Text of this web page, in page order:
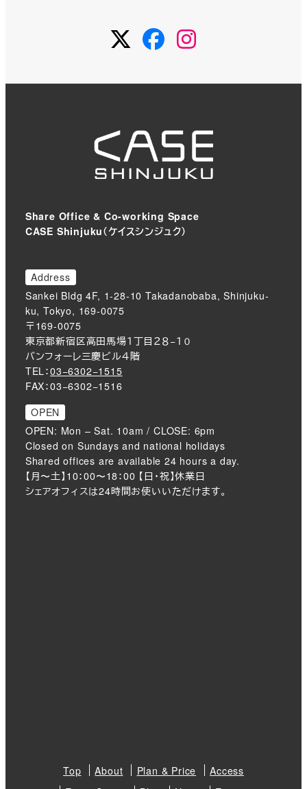
TwitterFacebook
Share Office & Co-working Space
CASE Shinjuku（ケイスシンジュク）
Address
Sankei Bldg 4F, 1-28-10 Takadanobaba, Shinjuku-
ku, Tokyo, 169-0075
〒169-0075
東京都新宿区高田馬場１丁目２８−１０
バンフォーレ三慶ビル４階
TEL：03−6302−1515
FAX：03−6302−1516
OPEN
OPEN: Mon – Sat. 10am / CLOSE: 6pm
Closed on Sundays and national holidays
Shared offices are available 24 hours a day.
【月〜土】10：00〜18：00 【日・祝】休業日
シェアオフィスは24時間お使いいただけます。
Top About Plan & Price
Access